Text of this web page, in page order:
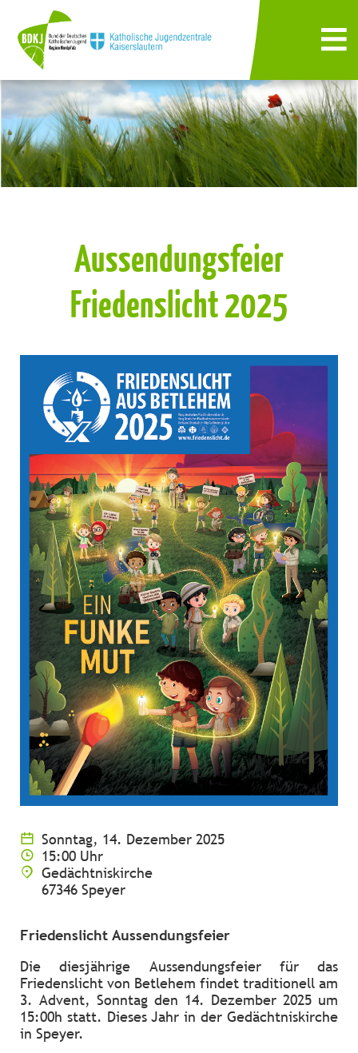
Aussendungsfeier
Friedenslicht 2025
Sonntag, 14. Dezember 2025
15:00 Uhr
Gedächtniskirche
67346 Speyer
Friedenslicht Aussendungsfeier
Die diesjährige Aussendungsfeier für das
Friedenslicht von Betlehem findet traditionell am
3. Advent, Sonntag den 14. Dezember 2025 um
15:00h statt. Dieses Jahr in der Gedächtniskirche
in Speyer.